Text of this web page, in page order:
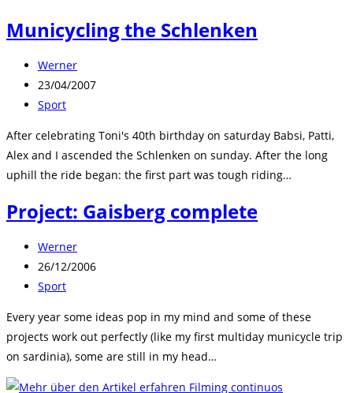
Municycling the Schlenken
Beitrags-
Autor:
Werner
Beitrag
veröffentlicht:
23/04/2007
Beitrags-
Sport
After celebrating Toni's 40th birthday on saturday Babsi, Patti,
Alex and I ascended the Schlenken on sunday. After the long
uphill the ride began: the first part was tough riding…
Project: Gaisberg complete
Beitrags-
Autor:
Werner
Beitrag
veröffentlicht:
26/12/2006
Beitrags-
Sport
Every year some ideas pop in my mind and some of these
projects work out perfectly (like my first multiday municycle trip
on sardinia), some are still in my head…